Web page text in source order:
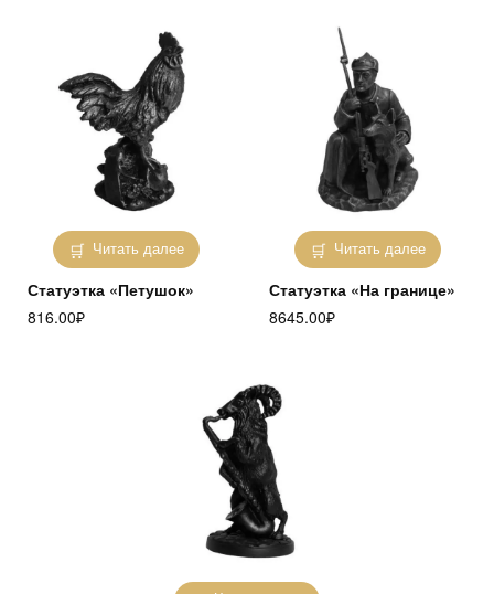
Читать далее
Статуэтка «Петушок»
816.00₽
Читать далее
Статуэтка «На границе»
8645.00₽